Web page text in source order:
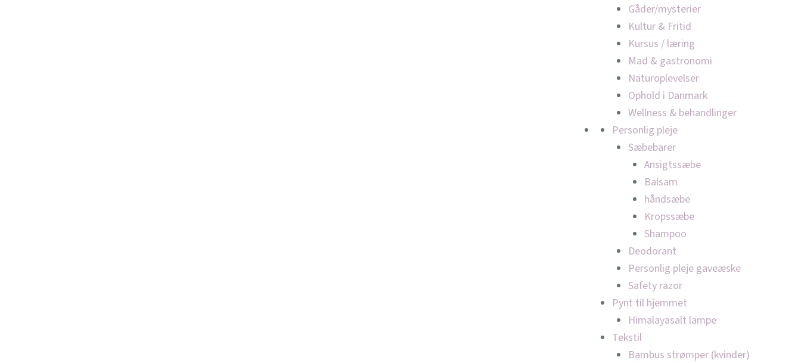
Gåder/mysterier
Kultur & Fritid
Kursus / læring
Mad & gastronomi
Naturoplevelser
Ophold i Danmark
Wellness & behandlinger
Personlig pleje
Sæbebarer
Ansigtssæbe
Balsam
håndsæbe
Kropssæbe
Shampoo
Deodorant
Personlig pleje gaveæske
Safety razor
Pynt til hjemmet
Himalayasalt lampe
Tekstil
Bambus strømper (kvinder)